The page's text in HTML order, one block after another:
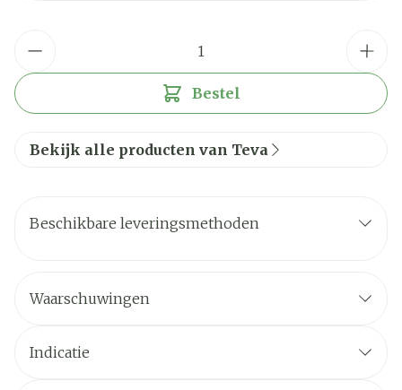
Bestel
Bekijk alle producten van Teva
Beschikbare leveringsmethoden
Waarschuwingen
Indicatie